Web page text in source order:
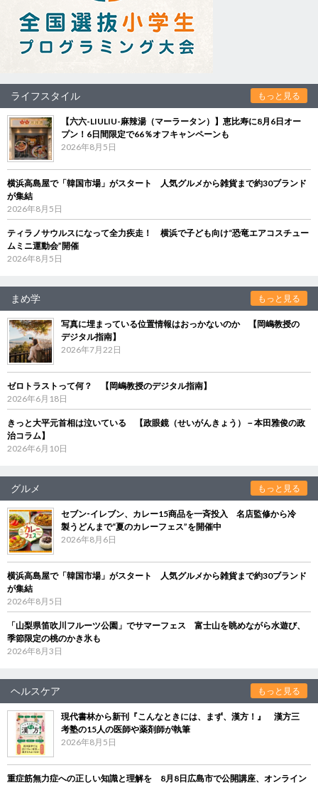
ライフスタイル もっと見る
【六六-LIULIU-麻辣湯（マーラータン）】恵比寿に8月6日オー
プン！6日間限定で66％オフキャンペーンも
2026年8月5日
横浜高島屋で「韓国市場」がスタート 人気グルメから雑貨まで約30ブランド
が集結
2026年8月5日
ティラノサウルスになって全力疾走！ 横浜で子ども向け“恐竜エアコスチュー
ムミニ運動会”開催
2026年8月5日
まめ学 もっと見る
写真に埋まっている位置情報はおっかないのか 【岡嶋教授の
デジタル指南】
2026年7月22日
ゼロトラストって何？ 【岡嶋教授のデジタル指南】
2026年6月18日
きっと大平元首相は泣いている 【政眼鏡（せいがんきょう）－本田雅俊の政
治コラム】
2026年6月10日
グルメ もっと見る
セブン‐イレブン、カレー15商品を一斉投入 名店監修から冷
製うどんまで“夏のカレーフェス”を開催中
2026年8月6日
横浜高島屋で「韓国市場」がスタート 人気グルメから雑貨まで約30ブランド
が集結
2026年8月5日
「山梨県笛吹川フルーツ公園」でサマーフェス 富士山を眺めながら水遊び、
季節限定の桃のかき氷も
2026年8月3日
ヘルスケア もっと見る
現代書林から新刊『こんなときには、まず、漢方！』 漢方三
考塾の15人の医師や薬剤師が執筆
2026年8月5日
重症筋無力症への正しい知識と理解を 8月8日広島市で公開講座、オンライン